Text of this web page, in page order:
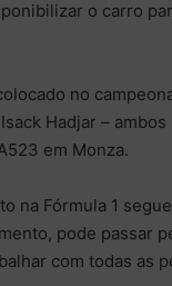
o carro
no
Hadjar –
em Monza.
na Fórmula 1
pode passar
com todas as